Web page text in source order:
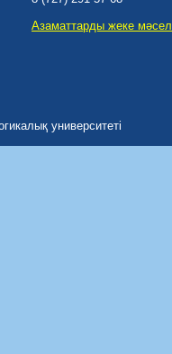
Азаматтарды жеке
университеті